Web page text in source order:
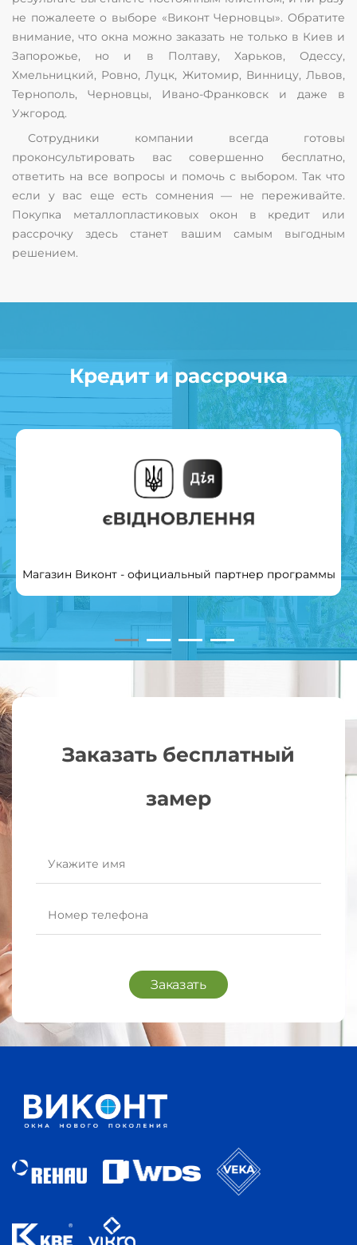
не пожалеете о выборе «Виконт Черновцы». Обратите
внимание, что окна можно заказать не только в Киев и
Запорожье, но и в Полтаву, Харьков, Одессу,
Хмельницкий, Ровно, Луцк, Житомир, Винницу, Львов,
Тернополь, Черновцы, Ивано-Франковск и даже в
Ужгород.
Сотрудники компании всегда готовы
проконсультировать вас совершенно бесплатно,
ответить на все вопросы и помочь с выбором. Так что
если у вас еще есть сомнения — не переживайте.
Покупка металлопластиковых окон в кредит или
рассрочку здесь станет вашим самым выгодным
решением.
Кредит и рассрочка
Магазин Виконт - официальный партнер программы
Заказать бесплатный
замер
Заказать